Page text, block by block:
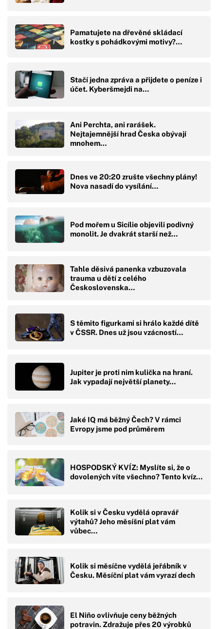
Pamatujete na dřevěné skládací
kostky s pohádkovými motivy?…
Stačí jedna zpráva a přijdete o peníze i
účet. Kyberšmejdi na…
Ani Perchta, ani rarášek.
Nejtajemnější hrad Česka obývají
mnohem…
Dnes ve 20:20 zrušte všechny plány!
Nova nasadí do vysílání…
Pod mořem u Sicílie objevili podivný
monolit. Je dvakrát starší než…
Tahle děsivá panenka vzbuzovala
trauma u dětí z celého
Československa…
S těmito figurkami si hrálo každé dítě
v ČSSR. Dnes už jsou vzácností…
Jupiter je proti nim kulička na hraní.
Jak vypadají největší planety…
Jaké IQ má běžný Čech? V rámci
Evropy jsme pod průměrem
HOSPODSKÝ KVÍZ: Myslíte si, že o
dovolených víte všechno? Tento kvíz…
Kolik si v Česku vydělá opravář
výtahů? Jeho měsíšní plat vám
vůbec…
Kolik si měsíčne vydělá jeřábník v
Česku. Měsíční plat vám vyrazí dech
El Niño ovlivňuje ceny běžných
potravin. Zdražuje přes 20 výrobků